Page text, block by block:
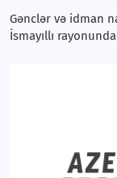
Gənclər və idman
İsmayıllı